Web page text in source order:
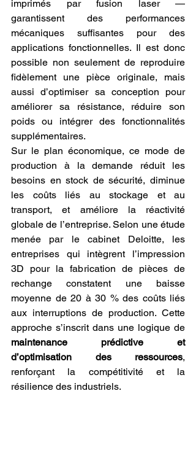
imprimés par fusion laser —
garantissent des performances
mécaniques suffisantes pour des
applications fonctionnelles. Il est donc
possible non seulement de reproduire
fidèlement une pièce originale, mais
aussi d’optimiser sa conception pour
améliorer sa résistance, réduire son
poids ou intégrer des fonctionnalités
supplémentaires.
Sur le plan économique, ce mode de
production à la demande réduit les
besoins en stock de sécurité, diminue
les coûts liés au stockage et au
transport, et améliore la réactivité
globale de l’entreprise. Selon une étude
menée par le cabinet Deloitte, les
entreprises qui intègrent l’impression
3D pour la fabrication de pièces de
rechange constatent une baisse
moyenne de 20 à 30 % des coûts liés
aux interruptions de production. Cette
maintenance prédictive et
d’optimisation des ressources,
renforçant la compétitivité et la
résilience des industriels.